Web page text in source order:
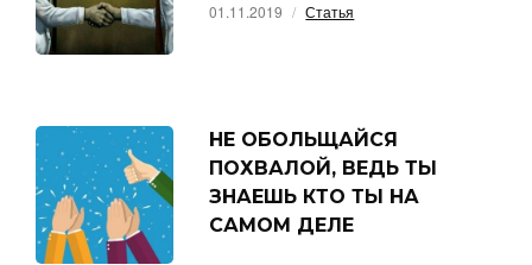
01.11.2019 Статья
НЕ ОБОЛЬЩАЙСЯ
ПОХВАЛОЙ, ВЕДЬ ТЫ
ЗНАЕШЬ КТО ТЫ НА
САМОМ ДЕЛЕ